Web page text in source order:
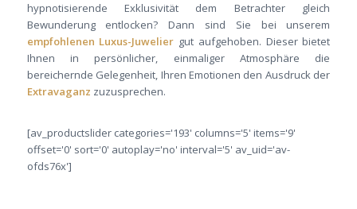
hypnotisierende Exklusivität dem Betrachter gleich
Bewunderung entlocken? Dann sind Sie bei unserem
empfohlenen Luxus-Juwelier gut aufgehoben. Dieser bietet
Ihnen in persönlicher, einmaliger Atmosphäre die
bereichernde Gelegenheit, Ihren Emotionen den Ausdruck der
Extravaganz zuzusprechen.
[av_productslider categories='193' columns='5' items='9'
offset='0' sort='0' autoplay='no' interval='5' av_uid='av-
ofds76x']